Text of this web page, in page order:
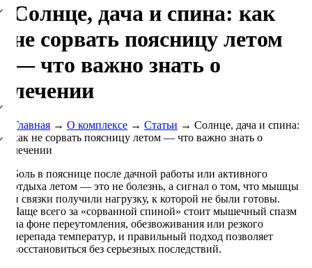
Солнце, дача и спина: как
не сорвать поясницу летом
— что важно знать о
лечении
Главная → О комплексе → Статьи → Солнце, дача и спина:
как не сорвать поясницу летом — что важно знать о
лечении
Боль в пояснице после дачной работы или активного
отдыха летом — это не болезнь, а сигнал о том, что мышцы
и связки получили нагрузку, к которой не были готовы.
Чаще всего за «сорванной спиной» стоит мышечный спазм
на фоне переутомления, обезвоживания или резкого
перепада температур, и правильный подход позволяет
восстановиться без серьезных последствий.